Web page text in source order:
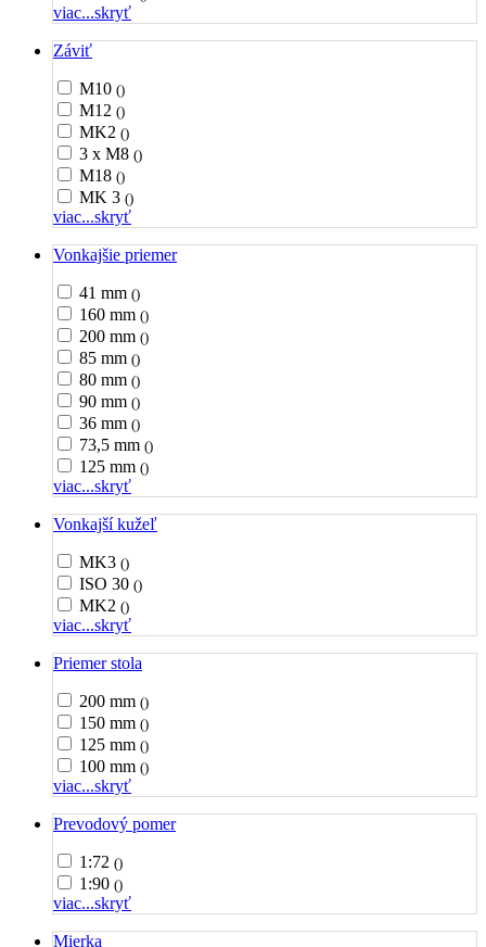
viac...skryť
Záviť
M10 ()
M12 ()
MK2 ()
3 x M8 ()
M18 ()
MK 3 ()
viac...skryť
Vonkajšie priemer
41 mm ()
160 mm ()
200 mm ()
85 mm ()
80 mm ()
90 mm ()
36 mm ()
73,5 mm ()
125 mm ()
viac...skryť
Vonkajší kužeľ
MK3 ()
ISO 30 ()
MK2 ()
viac...skryť
Priemer stola
200 mm ()
150 mm ()
125 mm ()
100 mm ()
viac...skryť
Prevodový pomer
1:72 ()
1:90 ()
viac...skryť
Mierka